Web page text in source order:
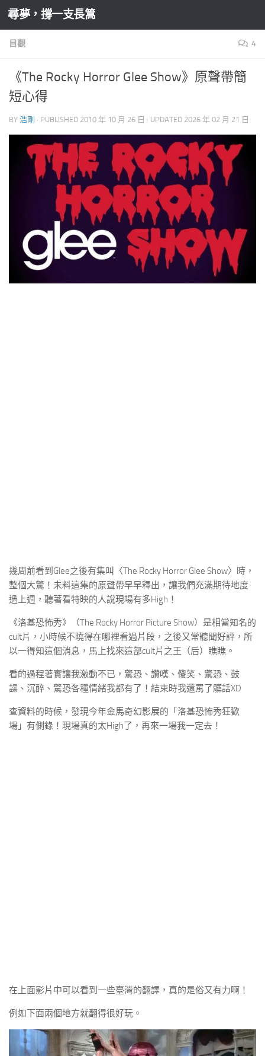
Skip to content
尋夢，撐一支長篙
目觀 4
《The Rocky Horror Glee Show》原聲帶簡
短心得
BY 浩剛 · PUBLISHED 2010 年 10 月 26 日 · UPDATED 2026 年 02 月 21 日
幾周前看到Glee之後有集叫〈The Rocky Horror Glee Show〉時，
整個大驚！未料這集的原聲帶早早釋出，讓我們充滿期待地度
過上週，聽著看特映的人說現場有多High！
《洛基恐怖秀》（The Rocky Horror Picture Show）是相當知名的
cult片，小時候不曉得在哪裡看過片段，之後又常聽聞好評，所
以一得知這個消息，馬上找來這部cult片之王（后）瞧瞧。
看的過程著實讓我激動不已，驚恐、讚嘆、傻笑、驚恐、鼓
譟、沉醉、驚恐各種情緒我都有了！結束時我還罵了髒話XD
查資料的時候，發現今年金馬奇幻影展的「洛基恐怖秀狂歡
場」有側錄！現場真的太High了，再來一場我一定去！
在上面影片中可以看到一些臺灣的翻譯，真的是俗又有力啊！
例如下面兩個地方就翻得很好玩。